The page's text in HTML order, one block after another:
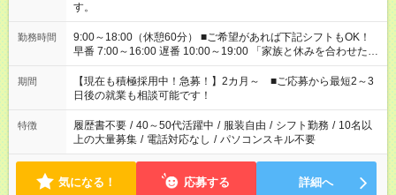
す。
勤務時間
9:00～18:00（休憩60分） ■ご希望があれば下記シフトもOK！
早番 7:00～16:00 遅番 10:00～19:00 「家族と休みを合わせた
い」 「余裕を持って夕飯の準備がしたい」 「できれば残業はし
たくない」 など、ご希望を教えてくださいね。 ※Wワーク希望
の方へ 今ご覧のお仕事で希望する勤務時間と、もう1つのお仕事
の勤務時間。 合計で週40時間を超える場合は応募できません。
期間
【現在も積極採用中！急募！】2カ月～ ■ご応募から最短2～3
日後の就業も相談可能です！
特徴 履歴書不要 / 40～50代活躍中 / 服装自由 / シフト勤務 / 10名以
上の大量募集 / 電話対応なし / パソコンスキル不要
気になる！ 応募する 詳細へ